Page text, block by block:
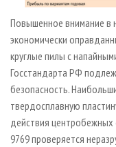
Повышенное внимание в
экономически
круглые пилы с
Госстандарта РФ
безопасность.
твердосплавную
действия центробежных
9769 проверяется